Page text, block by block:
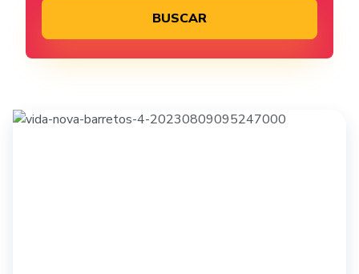
BUSCAR